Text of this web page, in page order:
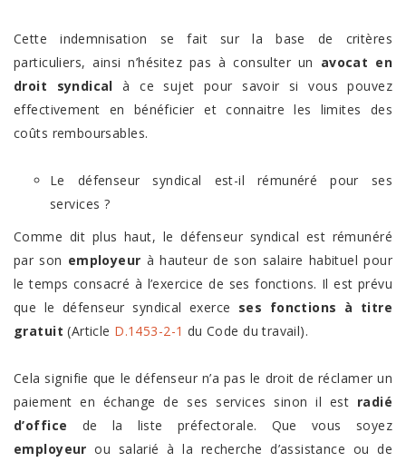
Cette indemnisation se fait sur la base de critères
particuliers, ainsi n’hésitez pas à consulter un avocat en
droit syndical à ce sujet pour savoir si vous pouvez
effectivement en bénéficier et connaitre les limites des
coûts remboursables.
Le défenseur syndical est-il rémunéré pour ses
services ?
Comme dit plus haut, le défenseur syndical est rémunéré
par son employeur à hauteur de son salaire habituel pour
le temps consacré à l’exercice de ses fonctions. Il est prévu
que le défenseur syndical exerce ses fonctions à titre
gratuit (Article D.1453-2-1 du Code du travail).
Cela signifie que le défenseur n’a pas le droit de réclamer un
paiement en échange de ses services sinon il est radié
d’office de la liste préfectorale. Que vous soyez
employeur ou salarié à la recherche d’assistance ou de